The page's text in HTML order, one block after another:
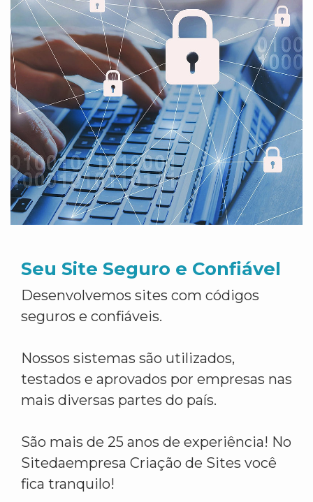
Seu Site Seguro e Confiável
Desenvolvemos sites com códigos
seguros e confiáveis.
Nossos sistemas são utilizados,
testados e aprovados por empresas nas
mais diversas partes do país.
São mais de 25 anos de experiência! No
Sitedaempresa Criação de Sites você
fica tranquilo!